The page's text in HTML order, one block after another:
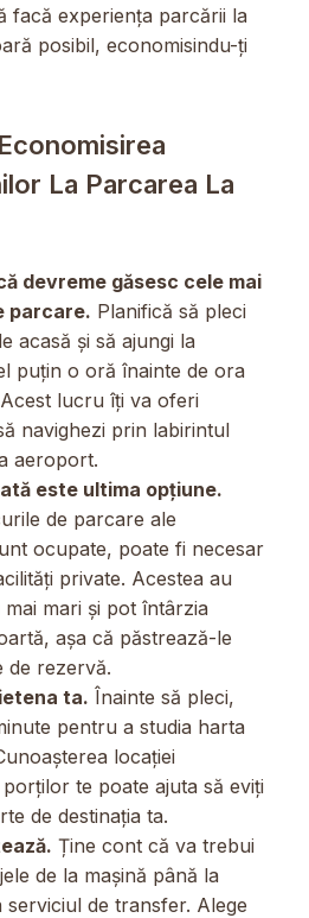
facă experiența parcării la
posibil, economisindu-ți
La Parcarea La
devreme găsesc cele mai
parcare. Planifică să pleci
acasă și să ajungi la
puțin o oră înainte de ora
lucru îți va oferi
navighezi prin labirintul
aeroport.
este ultima opțiune.
de parcare ale
ocupate, poate fi necesar
private. Acestea au
mari și pot întârzia
așa că păstrează-le
de rezervă.
ta. Înainte să pleci,
pentru a studia harta
locației
te poate ajuta să eviți
de destinația ta.
Ține cont că va trebui
de la mașină până la
serviciul de transfer. Alege